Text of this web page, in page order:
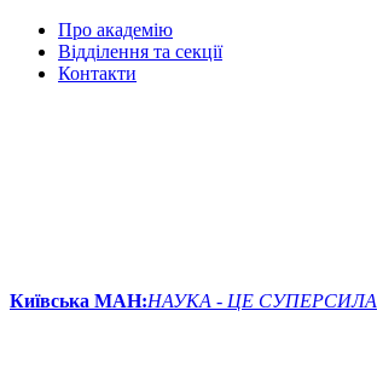
Про академію
Відділення та секції
Контакти
Київська МАН:НАУКА - ЦЕ СУПЕРСИЛА